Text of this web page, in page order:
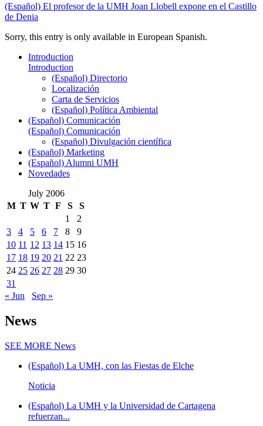
(Español) El profesor de la UMH Joan Llobell expone en el Castillo
de Denia
Sorry, this entry is only available in European Spanish.
Introduction
Introduction
(Español) Directorio
Localización
Carta de Servicios
(Español) Política Ambiental
(Español) Comunicación
(Español) Comunicación
(Español) Divulgación científica
(Español) Marketing
(Español) Alumni UMH
Novedades
July 2006
M T W T F S
S
1
2
3
4 5 6 7 8
9
10 11 12 13 14 15 16
17 18 19 20 21 22 23
24 25 26 27 28 29 30
31
« Jun
Sep »
News
SEE MORE News
(Español) La UMH, con las Fiestas de Elche
Noticia
(Español) La UMH y la Universidad de Cartagena
refuerzan...